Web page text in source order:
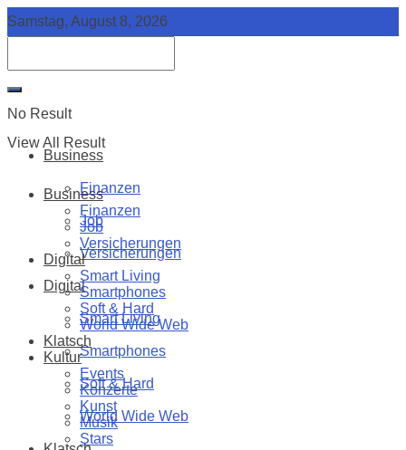
Samstag, August 8, 2026
No Result
View All Result
Business
Finanzen
Job
Versicherungen
Digital
Smart Living
Smartphones
Soft & Hard
World Wide Web
Business
Finanzen
Job
Versicherungen
Digital
Smart Living
Smartphones
Soft & Hard
World Wide Web
Klatsch
Kultur
Events
Konzerte
Kunst
Musik
Stars